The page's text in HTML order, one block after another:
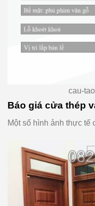
cau-
Báo giá cửa thép
Một số hình ảnh thực tế